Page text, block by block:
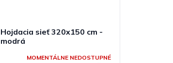
Hojdacia sieť 320x150 cm -
modrá
MOMENTÁLNE NEDOSTUPNÉ